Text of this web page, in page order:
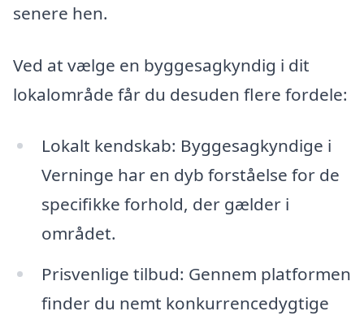
senere hen.
Ved at vælge en byggesagkyndig i dit
lokalområde får du desuden flere fordele:
Lokalt kendskab: Byggesagkyndige i
Verninge har en dyb forståelse for de
specifikke forhold, der gælder i
området.
Prisvenlige tilbud: Gennem platformen
finder du nemt konkurrencedygtige